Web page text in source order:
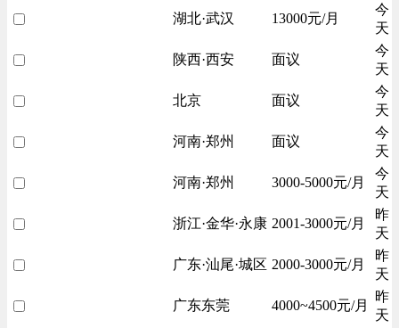
湖北·武汉 13000元/月
今
天
陕西·西安 面议
今
天
北京 面议
今
天
河南·郑州 面议
今
天
河南·郑州 3000-5000元/月
今
天
浙江·金华·永康 2001-3000元/月
昨
天
广东·汕尾·城区 2000-3000元/月
昨
天
广东东莞 4000~4500元/月
昨
天